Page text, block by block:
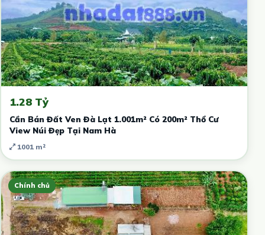
1.28 Tỷ
Cần Bán Đất Ven Đà Lạt 1.001m² Có 200m² Thổ Cư
View Núi Đẹp Tại Nam Hà
1001 m²
Chính chủ